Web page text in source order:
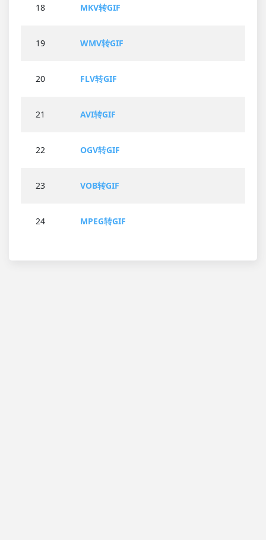
18 MKV转GIF
19 WMV转GIF
20 FLV转GIF
21 AVI转GIF
22 OGV转GIF
23 VOB转GIF
24 MPEG转GIF